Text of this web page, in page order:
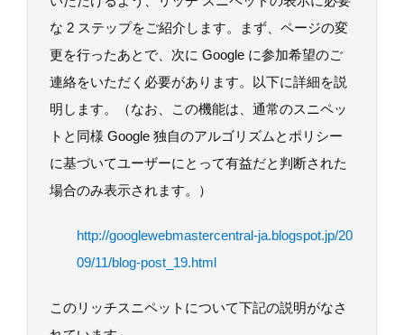
な 2 ステップをご紹介します。まず、ページの変
更を行ったあとで、次に Google に参加希望のご
連絡をいただく必要があります。以下に詳細を説
明します。（なお、この機能は、通常のスニペッ
トと同様 Google 独自のアルゴリズムとポリシー
に基づいてユーザーにとって有益だと判断された
場合のみ表示されます。）
http://googlewebmastercentral-ja.blogspot.jp/20
09/11/blog-post_19.html
このリッチスニペットについて下記の説明がなさ